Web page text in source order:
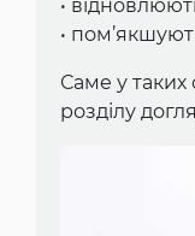
•
•
Саме у таких
розділу